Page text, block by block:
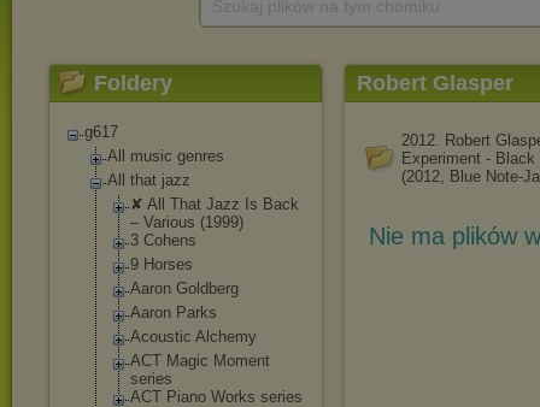
Foldery
g617
All music genres
All that jazz
✘ All That Jazz Is Back
‎– Various (1999)
3 Cohens
9 Horses
Aaron Goldberg
Aaron Parks
Acoustic Alchemy
ACT Magic Moment
series
ACT Piano Works series
Robert Glasper
2012. Robert
Experiment - Black
(2012, Blue Note-
Nie ma plików